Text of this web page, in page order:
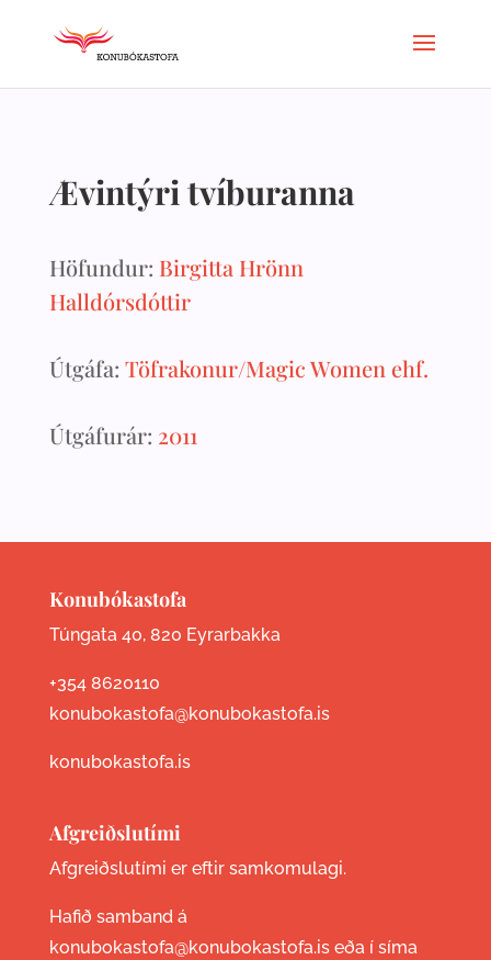
Ævintýri tvíburanna
Höfundur: Birgitta Hrönn
Halldórsdóttir
Útgáfa: Töfrakonur/Magic Women ehf.
Útgáfurár: 2011
Konubókastofa
Túngata 40, 820 Eyrarbakka
+354 8620110
konubokastofa@konubokastofa.is
konubokastofa.is
Afgreiðslutími
Afgreiðslutími er eftir samkomulagi.
Hafið samband á
konubokastofa@konubokastofa.is eða í síma